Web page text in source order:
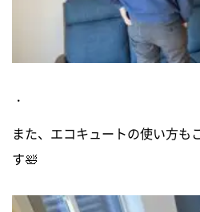
・
また、エコキュートの使い方も
す🛀